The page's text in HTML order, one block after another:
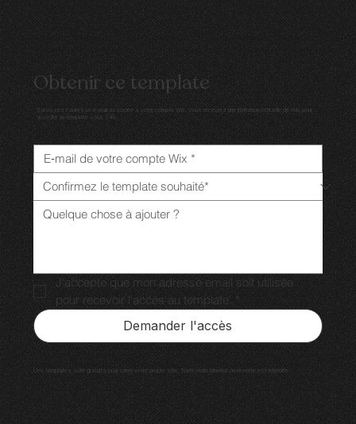
Obtenir ce template
J'accepte que mon adresse email soit utilisée
pour recevoir l'accès au template. *
Demander l'accès
Saisissez l'adresse e-mail associée à votre compte Wix. Vous recevrez une invitation officielle de Wix pour
accéder au template sous 24h.
Les templates sont gratuits pour créer votre propre site. Toute redistribution ou revente est interdite.